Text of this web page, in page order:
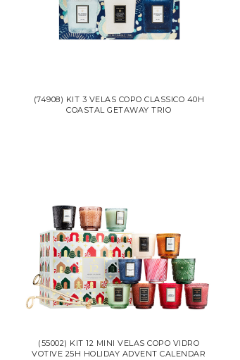
(74908) KIT 3 VELAS COPO CLASSICO 40H
COASTAL GETAWAY TRIO
(55002) KIT 12 MINI VELAS COPO VIDRO
VOTIVE 25H HOLIDAY ADVENT CALENDAR